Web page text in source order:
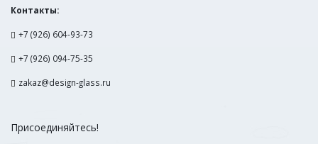
Контакты:
+7 (926) 604-93-73
+7 (926) 094-75-35
zakaz@design-glass.ru
Присоединяйтесь!